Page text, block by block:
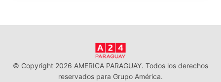
© Copyright 2026 AMERICA PARAGUAY. Todos los derechos
reservados para Grupo América.